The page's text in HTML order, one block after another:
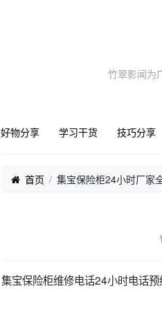
竹翠影闻为
好物分享 学习干货 技巧分享
首页 集宝保险柜24小时厂家
集宝保险柜维修电话24小时电话预